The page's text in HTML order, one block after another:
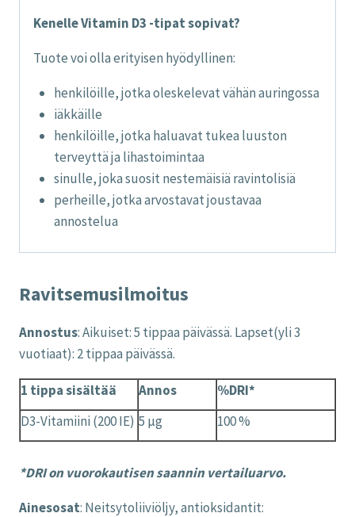
Kenelle Vitamin D3 -tipat sopivat?
Tuote voi olla erityisen hyödyllinen:
henkilöille, jotka oleskelevat vähän auringossa
iäkkäille
henkilöille, jotka haluavat tukea luuston
terveyttä ja lihastoimintaa
sinulle, joka suosit nestemäisiä ravintolisiä
perheille, jotka arvostavat joustavaa
annostelua
Ravitsemusilmoitus
Annostus: Aikuiset: 5 tippaa päivässä. Lapset(yli 3
vuotiaat): 2 tippaa päivässä.
1 tippa sisältää Annos
%DRI*
D3-Vitamiini (200 IE) 5 µg 100 %
*DRI on vuorokautisen saannin vertailuarvo.
Ainesosat: Neitsytoliiviöljy, antioksidantit: